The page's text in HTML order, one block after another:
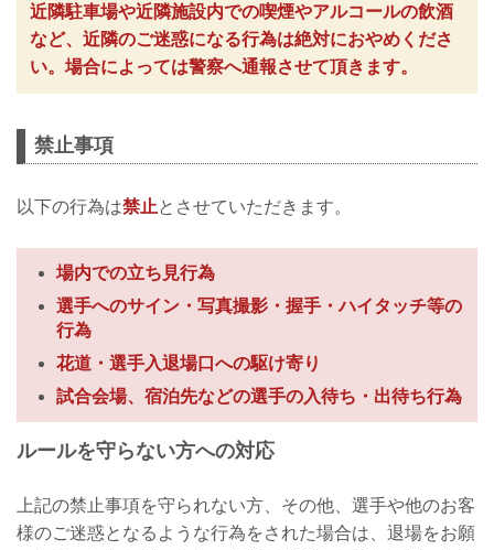
近隣駐車場や近隣施設内での喫煙やアルコールの飲酒
など、近隣のご迷惑になる行為は絶対におやめくださ
い。場合によっては警察へ通報させて頂きます。
禁止事項
以下の行為は禁止とさせていただきます。
場内での立ち見行為
選手へのサイン・写真撮影・握手・ハイタッチ等の
行為
花道・選手入退場口への駆け寄り
試合会場、宿泊先などの選手の入待ち・出待ち行為
ルールを守らない方への対応
上記の禁止事項を守られない方、その他、選手や他のお客
様のご迷惑となるような行為をされた場合は、退場をお願